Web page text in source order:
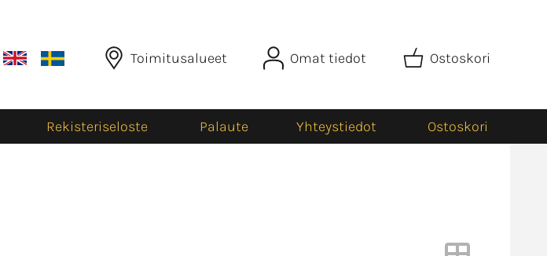
Toimitusalueet Omat tiedot Ostoskori
Rekisteriseloste Palaute Yhteystiedot Ostoskori